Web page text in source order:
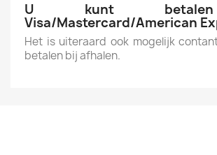
U kunt
Visa/Mastercard/American
Het is uiteraard ook mogelijk
betalen bij afhalen.